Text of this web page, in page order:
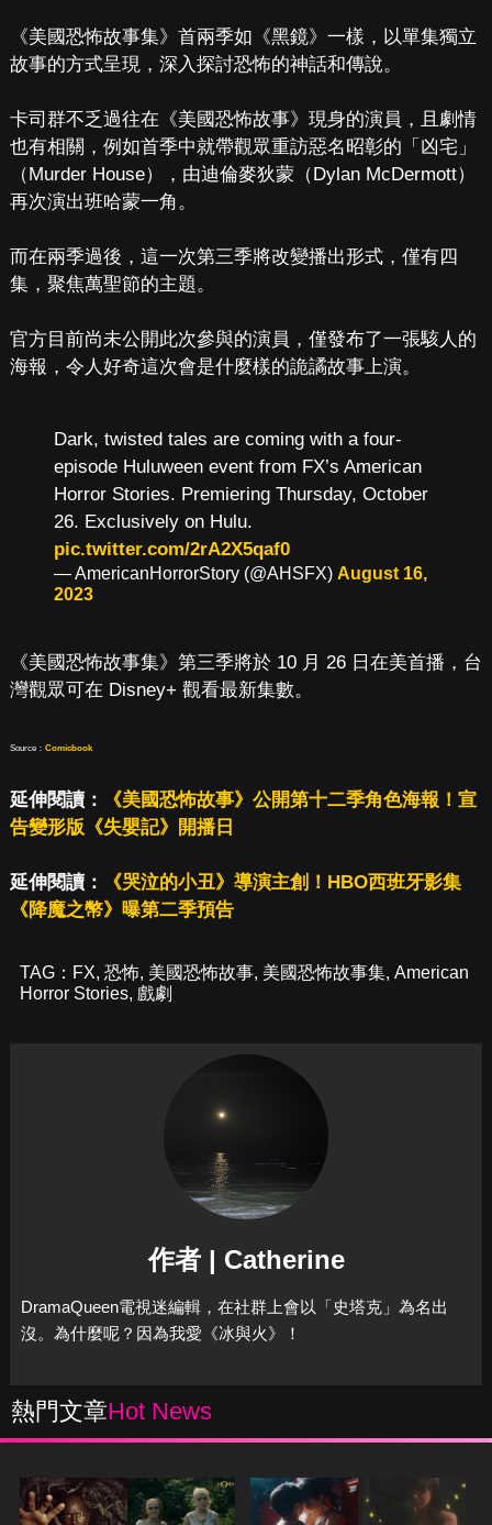
《美國恐怖故事集》首兩季如《黑鏡》一樣，以單集獨立
故事的方式呈現，深入探討恐怖的神話和傳說。
卡司群不乏過往在《美國恐怖故事》現身的演員，且劇情
也有相關，例如首季中就帶觀眾重訪惡名昭彰的「凶宅」
（Murder House），由迪倫麥狄蒙（Dylan McDermott）
再次演出班哈蒙一角。
而在兩季過後，這一次第三季將改變播出形式，僅有四
集，聚焦萬聖節的主題。
官方目前尚未公開此次參與的演員，僅發布了一張駭人的
海報，令人好奇這次會是什麼樣的詭譎故事上演。
Dark, twisted tales are coming with a four-
episode Huluween event from FX’s American
Horror Stories. Premiering Thursday, October
26. Exclusively on Hulu.
pic.twitter.com/2rA2X5qaf0
— AmericanHorrorStory (@AHSFX) August 16,
2023
《美國恐怖故事集》第三季將於 10 月 26 日在美首播，台
灣觀眾可在 Disney+ 觀看最新集數。
Source： Comicbook
延伸閱讀：
《美國恐怖故事》公開第十二季角色海報！宣
告變形版《失嬰記》開播日
延伸閱讀：
《哭泣的小丑》導演主創！HBO西班牙影集
《降魔之幣》曝第二季預告
TAG： FX, 恐怖, 美國恐怖故事, 美國恐怖故事集, American
Horror Stories, 戲劇
作者 | Catherine
DramaQueen電視迷編輯，在社群上會以「史塔克」為名出
沒。為什麼呢？因為我愛《冰與火》！
熱門文章Hot News